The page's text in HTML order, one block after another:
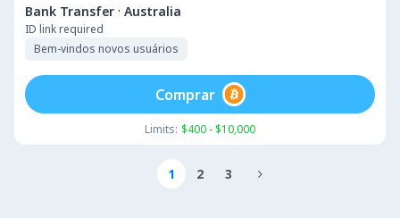
Bank Transfer · Australia
ID link required
Bem-vindos novos usuários
Limits: $400 - $10,000
Comprar
1 2 3 